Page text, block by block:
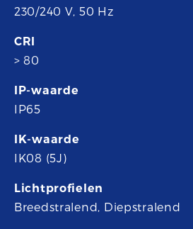
230/240 V, 50 Hz
CRI
> 80
IP-waarde
IP65
IK-waarde
IK08 (5J)
Lichtprofielen
Breedstralend, Diepstralend